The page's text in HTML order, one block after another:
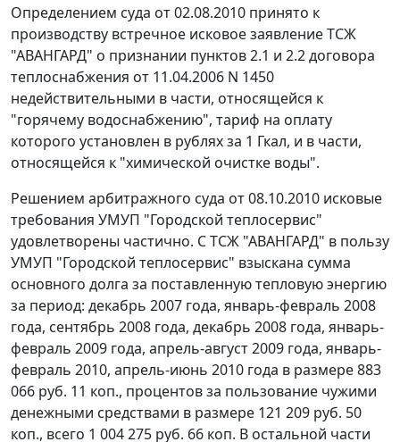
Определением суда от 02.08.2010 принято к
производству встречное исковое заявление ТСЖ
"АВАНГАРД" о признании пунктов 2.1 и 2.2 договора
теплоснабжения от 11.04.2006 N 1450
недействительными в части, относящейся к
"горячему водоснабжению", тариф на оплату
которого установлен в рублях за 1 Гкал, и в части,
относящейся к "химической очистке воды".
Решением арбитражного суда от 08.10.2010 исковые
требования УМУП "Городской теплосервис"
удовлетворены частично. С ТСЖ "АВАНГАРД" в пользу
УМУП "Городской теплосервис" взыскана сумма
основного долга за поставленную тепловую энергию
за период: декабрь 2007 года, январь-февраль 2008
года, сентябрь 2008 года, декабрь 2008 года, январь-
февраль 2009 года, апрель-август 2009 года, январь-
февраль 2010, апрель-июнь 2010 года в размере 883
066 руб. 11 коп., процентов за пользование чужими
денежными средствами в размере 121 209 руб. 50
коп., всего 1 004 275 руб. 66 коп. В остальной части